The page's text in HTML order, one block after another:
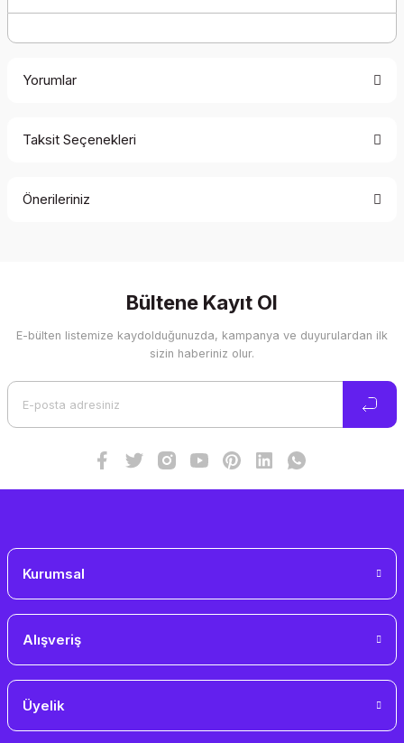
Yorumlar
Taksit Seçenekleri
Önerileriniz
Görüş ve önerileriniz için teşekkür ederiz.
Ürün resmi kalitesiz, bozuk veya görüntülenemiyor.
Bültene Kayıt Ol
E-bülten listemize kaydolduğunuzda, kampanya ve duyurulardan ilk
sizin haberiniz olur.
Kurumsal
Alışveriş
Üyelik